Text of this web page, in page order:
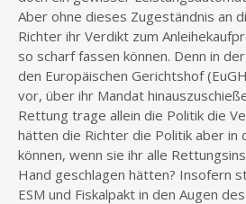
Aber ohne dieses Zugeständnis an
Richter ihr Verdikt zum
so scharf fassen können. Denn in
den Europäischen Gerichtshof
vor, über ihr Mandat
Rettung trage allein die Politik die
hätten die Richter die Politik aber in
können, wenn sie ihr alle
Hand geschlagen hätten? Insofern
ESM und Fiskalpakt in den Augen des